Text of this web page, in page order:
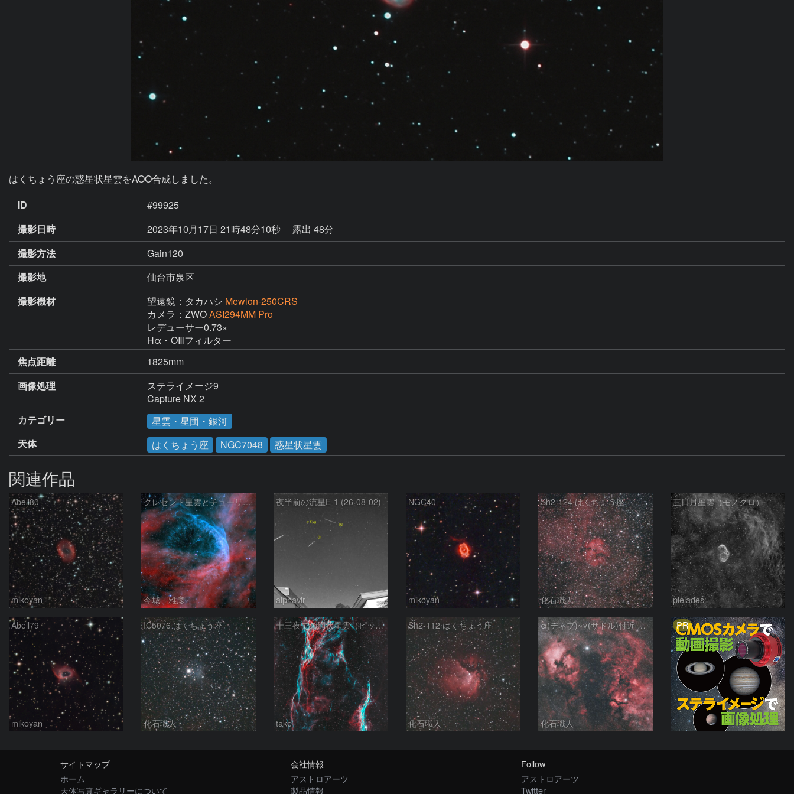
はくちょう座の惑星状星雲をAOO合成しました。
ID
#99925
撮影日時
2023年10月17日 21時48分10秒
露出 48分
撮影方法
Gain120
撮影地
仙台市泉区
撮影機材
望遠鏡：タカハシ Mewlon-250CRS
カメラ：ZWOASI294MM Pro
レデューサー0.73×
Hα・OⅢフィルター
焦点距離
1825mm
画像処理
ステライメージ9
Capture NX 2
カテゴリー
星雲・星団・銀河
天体
はくちょう座 NGC7048 惑星状星雲
関連作品
Abell80
mikoyan
クレセント星雲とチューリップ星雲の真ん中あたりにある星雲 NGC6883 ???
今城 雅彦
夜半前の流星E-1 (26-08-02)
alphavir
NGC40
mikoyan
Sh2-124 はくちょう座
化石職人
三日月星雲（モノクロ）
pleiades
Abell79
mikoyan
IC5076 はくちょう座
化石職人
十三夜での網状星雲（ピッカリングの三角）
take
Sh2-112 はくちょう座
化石職人
α(デネブ)~γ(サドル)付近 NGC7000 北アメリカ星雲 IC5067~5070 ペリカン星雲 はくちょう座
化石職人
PR
サイトマップ
ホーム
天体写真ギャラリーについて
会社情報
アストロアーツ
製品情報
Follow
アストロアーツ
Twitter